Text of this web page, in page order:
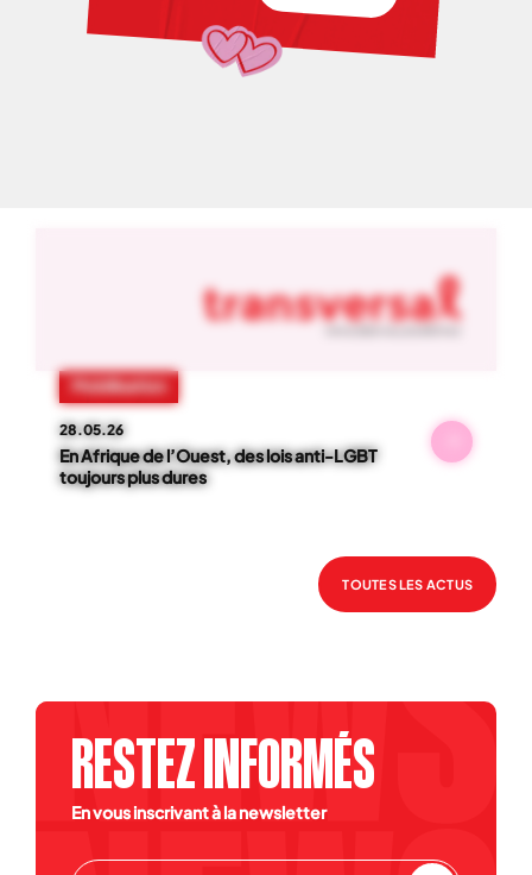
NOS ACTUS
Mobilisation
28.05.26
En Afrique de l’Ouest, des lois anti-LGBT
toujours plus dures
TOUTES LES ACTUS
RESTEZ INFORMÉS
En vous inscrivant à la newsletter